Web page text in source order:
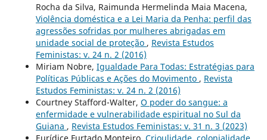
Rocha da Silva, Raimunda Hermelinda Maia Macena,
Violência doméstica e a Lei Maria da Penha: perfil das
agressões sofridas por mulheres abrigadas em
unidade social de proteção , Revista Estudos
Feministas: v. 24 n. 2 (2016)
Miriam Nobre, Igualdade Para Todas: Estratégias para
Políticas Públicas e Ações do Movimento , Revista
Estudos Feministas: v. 24 n. 2 (2016)
Courtney Stafford-Walter, O poder do sangue: a
enfermidade e vulnerabilidade espiritual no Sul da
Guiana , Revista Estudos Feministas: v. 31 n. 3 (2023)